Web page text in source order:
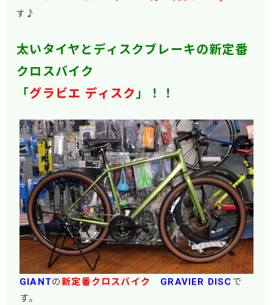
す ♪
太いタイヤとディスクブレーキの新定番
クロスバイク
「グラビエ ディスク」！！
GIANTの新定番クロスバイク GRAVIER DISC で
す。